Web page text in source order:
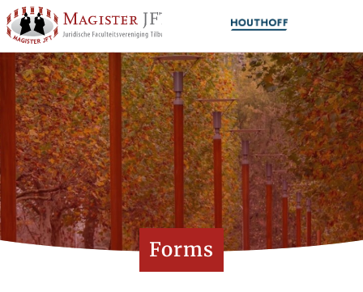
Forms